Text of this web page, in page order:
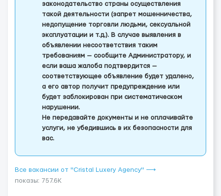
законодательство страны осуществления
такой деятельности (запрет мошенничества,
недопущение торговли людьми, сексуальной
эксплуатации и т.д.). В случае выявления в
объявлении несоответствия таким
требованиям — сообщите Администратору, и
если ваша жалоба подтвердится —
соответствующее объявление будет удалено,
а его автор получит предупреждение или
будет заблокирован при систематическом
нарушении.
Не передавайте документы и не оплачивайте
услуги, не убедившись в их безопасности для
вас.
Все вакансии от "Cristal Luxery Agency" ⟶
показы: 757.6K